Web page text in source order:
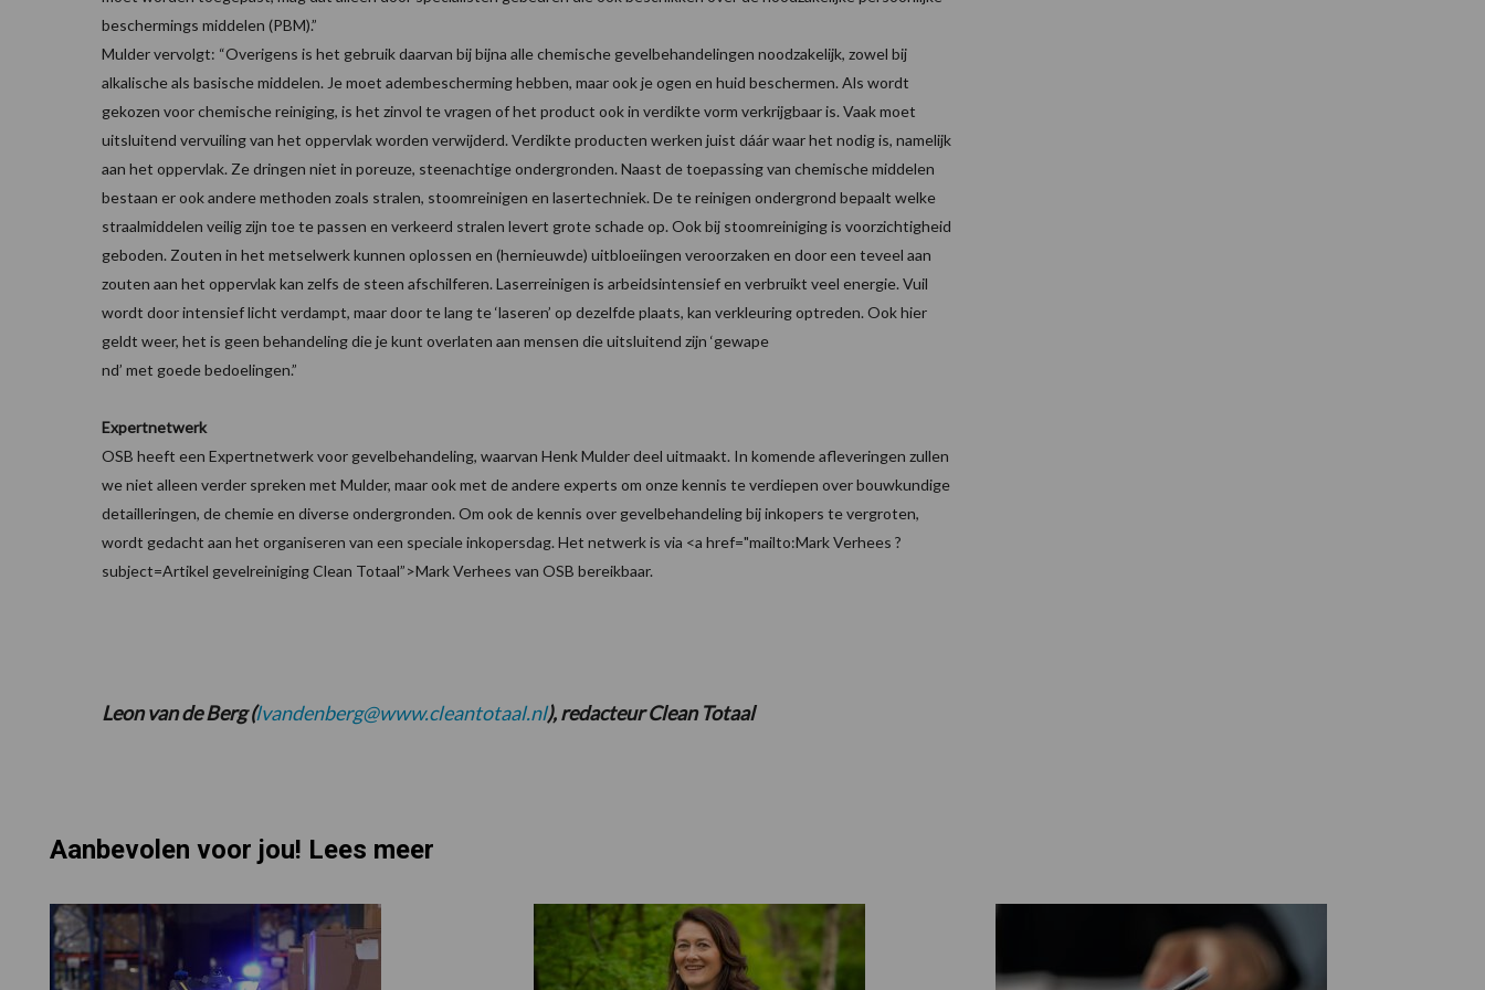
beschermings middelen (PBM).”
Mulder vervolgt: “Overigens is het gebruik daarvan bij bijna alle chemische gevelbehandelingen noodzakelijk, zowel bij
alkalische als basische middelen. Je moet adembescherming hebben, maar ook je ogen en huid beschermen. Als wordt
gekozen voor chemische reiniging, is het zinvol te vragen of het product ook in verdikte vorm verkrijgbaar is. Vaak moet
uitsluitend vervuiling van het oppervlak worden verwijderd. Verdikte producten werken juist dáár waar het nodig is, namelijk
aan het oppervlak. Ze dringen niet in poreuze, steenachtige ondergronden. Naast de toepassing van chemische middelen
bestaan er ook andere methoden zoals stralen, stoomreinigen en lasertechniek. De te reinigen ondergrond bepaalt welke
straalmiddelen veilig zijn toe te passen en verkeerd stralen levert grote schade op. Ook bij stoomreiniging is voorzichtigheid
geboden. Zouten in het metselwerk kunnen oplossen en (hernieuwde) uitbloeiingen veroorzaken en door een teveel aan
zouten aan het oppervlak kan zelfs de steen afschilferen. Laserreinigen is arbeidsintensief en verbruikt veel energie. Vuil
wordt door intensief licht verdampt, maar door te lang te ‘laseren’ op dezelfde plaats, kan verkleuring optreden. Ook hier
geldt weer, het is geen behandeling die je kunt overlaten aan mensen die uitsluitend zijn ‘gewape
nd’ met goede bedoelingen.”
Expertnetwerk
OSB heeft een Expertnetwerk voor gevelbehandeling, waarvan Henk Mulder deel uitmaakt. In komende afleveringen zullen
we niet alleen verder spreken met Mulder, maar ook met de andere experts om onze kennis te verdiepen over bouwkundige
detailleringen, de chemie en diverse ondergronden. Om ook de kennis over gevelbehandeling bij inkopers te vergroten,
wordt gedacht aan het organiseren van een speciale inkopersdag. Het netwerk is via <a href="mailto:Mark Verhees ?
subject=Artikel gevelreiniging Clean Totaal”>Mark Verhees van OSB bereikbaar.
Leon van de Berg (lvandenberg@www.cleantotaal.nl), redacteur Clean Totaal
Aanbevolen voor jou! Lees meer